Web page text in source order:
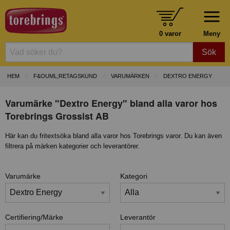
Meny
0 varor
Sök
HEM F&OUML;RETAGSKUND VARUMÄRKEN DEXTRO ENERGY
Varumärke "Dextro Energy" bland alla varor hos
Torebrings Grossist AB
Här kan du fritextsöka bland alla varor hos Torebrings varor. Du kan även
filtrera på märken kategorier och leverantörer.
Varumärke Kategori
Certifiering/Märke Leverantör